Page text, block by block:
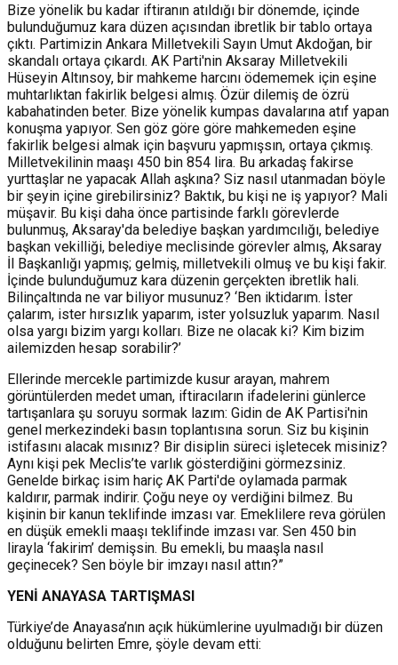
Bize yönelik bu kadar iftiranın atıldığı bir dönemde, içinde
bulunduğumuz kara düzen açısından ibretlik bir tablo ortaya
çıktı. Partimizin Ankara Milletvekili Sayın Umut Akdoğan, bir
skandalı ortaya çıkardı. AK Parti'nin Aksaray Milletvekili
Hüseyin Altınsoy, bir mahkeme harcını ödememek için eşine
muhtarlıktan fakirlik belgesi almış. Özür dilemiş de özrü
kabahatinden beter. Bize yönelik kumpas davalarına atıf yapan
konuşma yapıyor. Sen göz göre göre mahkemeden eşine
fakirlik belgesi almak için başvuru yapmışsın, ortaya çıkmış.
Milletvekilinin maaşı 450 bin 854 lira. Bu arkadaş fakirse
yurttaşlar ne yapacak Allah aşkına? Siz nasıl utanmadan böyle
bir şeyin içine girebilirsiniz? Baktık, bu kişi ne iş yapıyor? Mali
müşavir. Bu kişi daha önce partisinde farklı görevlerde
bulunmuş, Aksaray'da belediye başkan yardımcılığı, belediye
başkan vekilliği, belediye meclisinde görevler almış, Aksaray
İl Başkanlığı yapmış; gelmiş, milletvekili olmuş ve bu kişi fakir.
İçinde bulunduğumuz kara düzenin gerçekten ibretlik hali.
Bilinçaltında ne var biliyor musunuz? ‘Ben iktidarım. İster
çalarım, ister hırsızlık yaparım, ister yolsuzluk yaparım. Nasıl
olsa yargı bizim yargı kolları. Bize ne olacak ki? Kim bizim
ailemizden hesap sorabilir?’
Ellerinde mercekle partimizde kusur arayan, mahrem
görüntülerden medet uman, iftiracıların ifadelerini günlerce
tartışanlara şu soruyu sormak lazım: Gidin de AK Partisi'nin
genel merkezindeki basın toplantısına sorun. Siz bu kişinin
istifasını alacak mısınız? Bir disiplin süreci işletecek misiniz?
Aynı kişi pek Meclis’te varlık gösterdiğini görmezsiniz.
Genelde birkaç isim hariç AK Parti'de oylamada parmak
kaldırır, parmak indirir. Çoğu neye oy verdiğini bilmez. Bu
kişinin bir kanun teklifinde imzası var. Emeklilere reva görülen
en düşük emekli maaşı teklifinde imzası var. Sen 450 bin
lirayla ‘fakirim’ demişsin. Bu emekli, bu maaşla nasıl
geçinecek? Sen böyle bir imzayı nasıl attın?”
YENİ ANAYASA TARTIŞMASI
Türkiye’de Anayasa’nın açık hükümlerine uyulmadığı bir düzen
olduğunu belirten Emre, şöyle devam etti: